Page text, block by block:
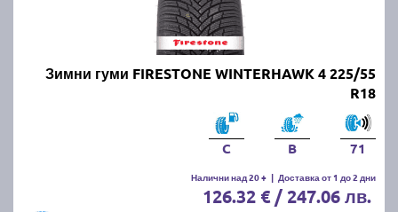
Зимни гуми FIRESTONE WINTERHAWK 4 225/55
R18
C B 71
Налични над 20 + | Доставка от 1 до 2 дни
126.32 € / 247.06 лв.